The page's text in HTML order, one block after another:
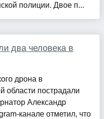
полиции. Двое п...
два человека в
дрона в
области пострадали
Александр
канале отметил, что